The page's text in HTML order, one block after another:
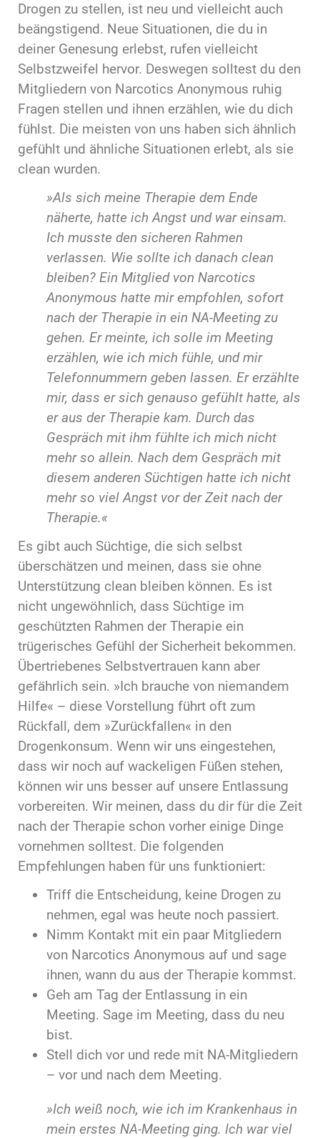
Drogen zu stellen, ist neu und vielleicht auch
beängstigend. Neue Situationen, die du in
deiner Genesung erlebst, rufen vielleicht
Selbstzweifel hervor. Deswegen solltest du den
Mitgliedern von Narcotics Anonymous ruhig
Fragen stellen und ihnen erzählen, wie du dich
fühlst. Die meisten von uns haben sich ähnlich
gefühlt und ähnliche Situationen erlebt, als sie
clean wurden.
»Als sich meine Therapie dem Ende
näherte, hatte ich Angst und war einsam.
Ich musste den sicheren Rahmen
verlassen. Wie sollte ich danach clean
bleiben? Ein Mitglied von Narcotics
Anonymous hatte mir empfohlen, sofort
nach der Therapie in ein NA-Meeting zu
gehen. Er meinte, ich solle im Meeting
erzählen, wie ich mich fühle, und mir
Telefonnummern geben lassen. Er erzählte
mir, dass er sich genauso gefühlt hatte, als
er aus der Therapie kam. Durch das
Gespräch mit ihm fühlte ich mich nicht
mehr so allein. Nach dem Gespräch mit
diesem anderen Süchtigen hatte ich nicht
mehr so viel Angst vor der Zeit nach der
Therapie.«
Es gibt auch Süchtige, die sich selbst
überschätzen und meinen, dass sie ohne
Unterstützung clean bleiben können. Es ist
nicht ungewöhnlich, dass Süchtige im
geschützten Rahmen der Therapie ein
trügerisches Gefühl der Sicherheit bekommen.
Übertriebenes Selbstvertrauen kann aber
gefährlich sein. »Ich brauche von niemandem
Hilfe« – diese Vorstellung führt oft zum
Rückfall, dem »Zurückfallen« in den
Drogenkonsum. Wenn wir uns eingestehen,
dass wir noch auf wackeligen Füßen stehen,
können wir uns besser auf unsere Entlassung
vorbereiten. Wir meinen, dass du dir für die Zeit
nach der Therapie schon vorher einige Dinge
vornehmen solltest. Die folgenden
Empfehlungen haben für uns funktioniert:
Triff die Entscheidung, keine Drogen zu
nehmen, egal was heute noch passiert.
Nimm Kontakt mit ein paar Mitgliedern
von Narcotics Anonymous auf und sage
ihnen, wann du aus der Therapie kommst.
Geh am Tag der Entlassung in ein
Meeting. Sage im Meeting, dass du neu
bist.
Stell dich vor und rede mit NA-Mitgliedern
– vor und nach dem Meeting.
»Ich weiß noch, wie ich im Krankenhaus in
mein erstes NA-Meeting ging. Ich war viel